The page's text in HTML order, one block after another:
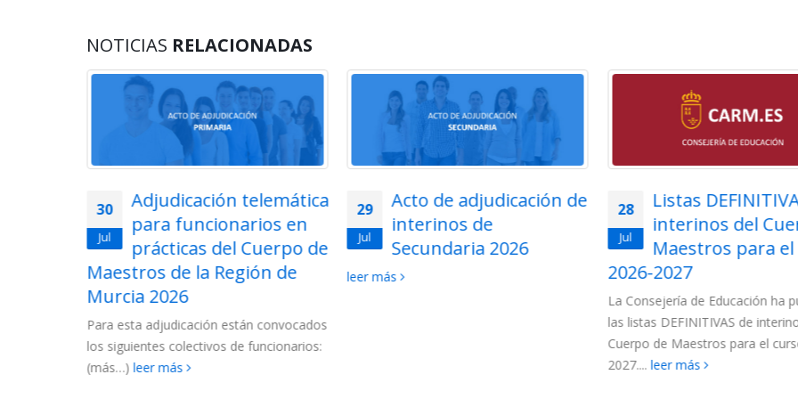
NOTICIAS RELACIONADAS
29
Jul
Acto de adjudicación de
interinos de
Secundaria 2026
leer más
28
Jul
Listas DEFINITIVAS de
interinos del Cuerpo de
Maestros para el curso
2026-2027
27
Jul
Adjudicación
para
Cuerpo de
la Región de Murcia
Para esta adjudicación están
los siguientes colectivos de
(más…) leer más